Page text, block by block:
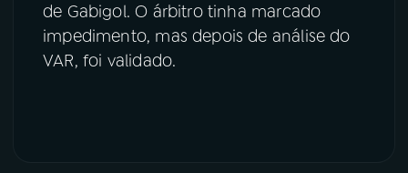
de Gabigol. O árbitro tinha marcado
impedimento, mas depois de análise do
VAR, foi validado.